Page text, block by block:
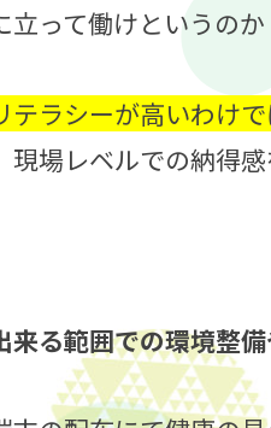
って働けというのか
テラシーが高いわけ
現場レベルでの納得
来る範囲での環境整